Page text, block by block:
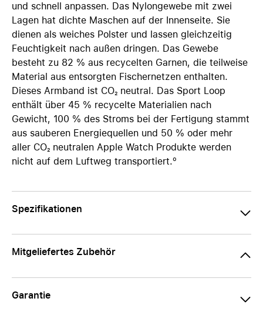
und schnell anpassen. Das Nylongewebe mit zwei
Lagen hat dichte Maschen auf der Innenseite. Sie
dienen als weiches Polster und lassen gleichzeitig
Feuchtigkeit nach außen dringen. Das Gewebe
besteht zu 82 % aus recycelten Garnen, die teilweise
Material aus entsorgten Fischernetzen enthalten.
Dieses Armband ist CO₂ neutral. Das Sport Loop
enthält über 45 % recycelte Materialien nach
Gewicht, 100 % des Stroms bei der Fertigung stammt
aus sauberen Energie­quellen und 50 % oder mehr
aller CO₂ neutralen Apple Watch Produkte werden
nicht auf dem Luftweg transportiert.º
Spezifikationen
Mitgeliefertes Zubehör
Garantie